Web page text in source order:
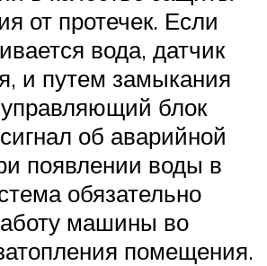
от протечек. Если
вода, датчик
и путем замыкания
управляющий блок
об аварийной
появлении воды в
обязательно
машины во
помещения.